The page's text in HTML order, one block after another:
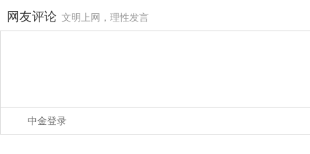
网友评论 文明上网，理性发言
中金登录